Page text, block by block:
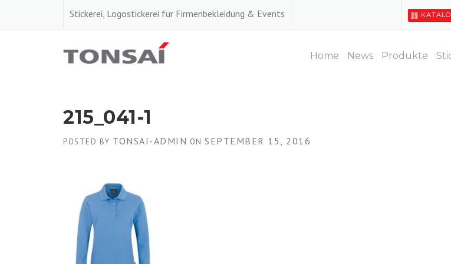
Stickerei, Logostickerei für Firmenbekleidung & Events
Home News Produkte
215_041-1
POSTED BY TONSAI-ADMIN ON SEPTEMBER 15, 2016